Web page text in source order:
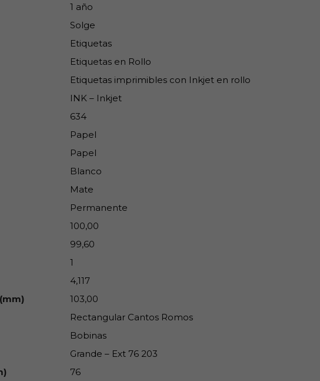
1 año
Solge
Etiquetas
Etiquetas en Rollo
Etiquetas imprimibles con Inkjet en rollo
INK – Inkjet
634
Papel
Papel
Blanco
Mate
Permanente
100,00
99,60
1
4,117
103,00
Rectangular Cantos Romos
Bobinas
Grande – Ext 76 203
76